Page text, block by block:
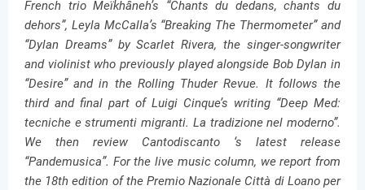
French trio Meïkhâneh’s “Chants du dedans, chants du
dehors”, Leyla McCalla’s “Breaking The Thermometer” and
“Dylan Dreams” by Scarlet Rivera, the singer-songwriter
and violinist who previously played alongside Bob Dylan in
“Desire” and in the Rolling Thuder Revue. It follows the
third and final part of Luigi Cinque’s writing “Deep Med:
tecniche e strumenti migranti. La tradizione nel moderno”.
We then review Cantodiscanto ‘s latest release
“Pandemusica”. For the live music column, we report from
the 18th edition of the Premio Nazionale Città di Loano per